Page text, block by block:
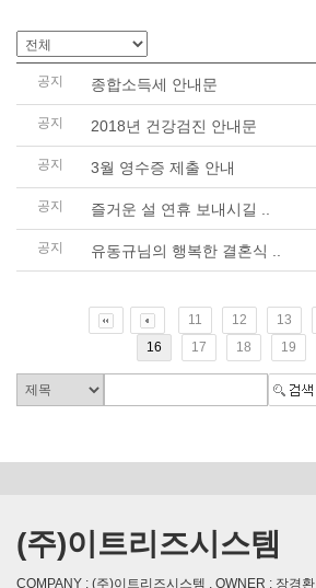
공지 종합소득세 안내문
공지 2018년 건강검진 안내문
공지 3월 영수증 제출 안내
공지 즐거운 설 연휴 보내시길 ..
공지 유동규님의 행복한 결혼식 ..
11 12 13
16
17 18 19
(주)이트리즈시스템
COMPANY : (주)이트리즈시스템 , OWNER : 장경환